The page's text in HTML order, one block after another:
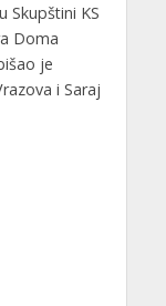
Skupštini KS
Doma
je
i Saraj